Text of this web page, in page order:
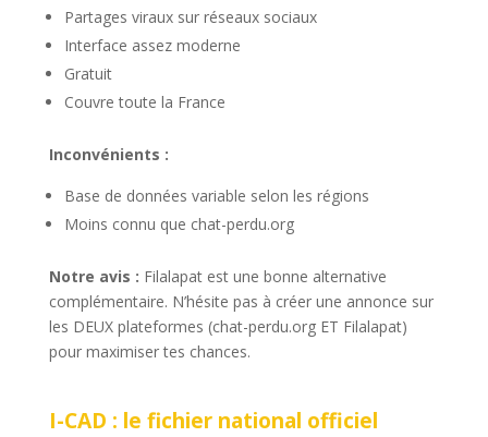
Partages viraux sur réseaux sociaux
Interface assez moderne
Gratuit
Couvre toute la France
Inconvénients :
Base de données variable selon les régions
Moins connu que chat-perdu.org
Notre avis : Filalapat est une bonne alternative
complémentaire. N’hésite pas à créer une annonce sur
les DEUX plateformes (chat-perdu.org ET Filalapat)
pour maximiser tes chances.
I-CAD : le fichier national officiel